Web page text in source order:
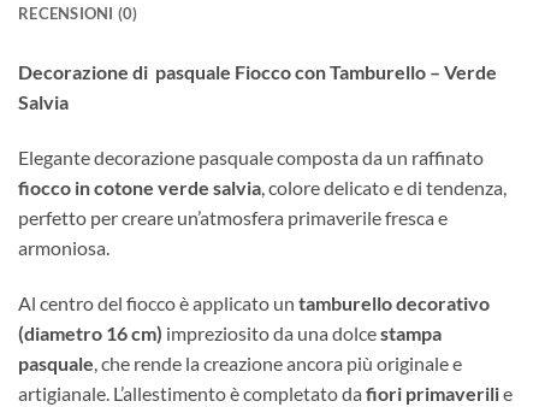
RECENSIONI (0)
Decorazione di pasquale Fiocco con Tamburello – Verde
Salvia
Elegante decorazione pasquale composta da un raffinato
fiocco in cotone verde salvia, colore delicato e di tendenza,
perfetto per creare un’atmosfera primaverile fresca e
armoniosa.
Al centro del fiocco è applicato un tamburello decorativo
(diametro 16 cm) impreziosito da una dolcestampa
pasquale, che rende la creazione ancora più originale e
artigianale. L’allestimento è completato da fiori primaverilie